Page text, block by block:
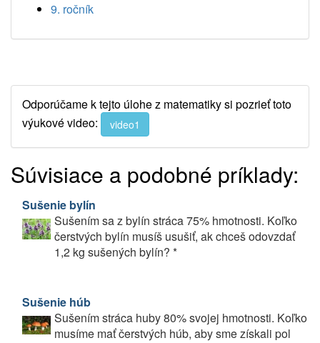
9. ročník
Odporúčame k tejto úlohe z matematiky si pozrieť toto
výukové video:
video1
Súvisiace a podobné príklady:
Sušenie bylín
Sušením sa z bylín stráca 75% hmotnosti. Koľko
čerstvých bylín musíš usušiť, ak chceš odovzdať
1,2 kg sušených bylín? *
Sušenie húb
Sušením stráca huby 80% svojej hmotnosti. Koľko
musíme mať čerstvých húb, aby sme získali pol